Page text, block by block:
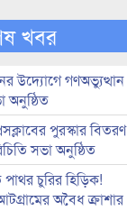
খবর
উদ্যোগে গণঅভ্যুত্থান
অনুষ্ঠিত
পুরস্কার বিতরণ
সভা অনুষ্ঠিত
চুরির হিড়িক!
অবৈধ ক্রাশার